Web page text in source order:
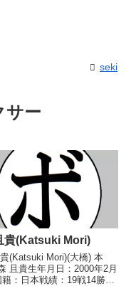
seki
サー
貴(Katsuki Mori)
(Katsuki Mori)(大橋) 本
且貴生年月日：2000年2月
籍：日本戦績：19戦14勝